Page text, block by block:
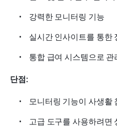
강력한 모니터링 기능
실시간 인사이트를 통한
통합 급여 시스템으로 관
단점:
모니터링 기능이 사생활
고급 도구를 사용하려면